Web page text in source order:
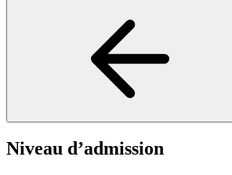
Niveau d’admission